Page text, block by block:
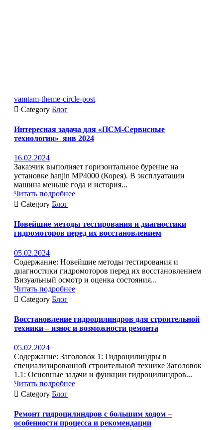
vamtam-theme-circle-post
 Category Блог
Интересная задача для «ПСМ-Сервисные
технологии»_янв 2024
16.02.2024
Заказчик выполняет горизонтальное бурение на
установке hanjin MP4000 (Корея). В эксплуатации
машина меньше года и история...
Читать подробнее
 Category Блог
Новейшие методы тестирования и диагностики
гидромоторов перед их восстановлением
05.02.2024
Содержание: Новейшие методы тестирования и
диагностики гидромоторов перед их восстановлением
Визуальный осмотр и оценка состояния...
Читать подробнее
 Category Блог
Восстановление гидроцилиндров для строительной
техники – износ и возможности ремонта
05.02.2024
Содержание: Заголовок 1: Гидроцилиндры в
специализированной строительной технике Заголовок
1.1: Основные задачи и функции гидроцилиндров...
Читать подробнее
 Category Блог
Ремонт гидроцилиндров с большим ходом –
особенности процесса и рекомендации